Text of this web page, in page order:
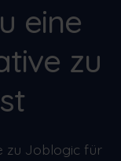
eine
zu
zu Joblogic für